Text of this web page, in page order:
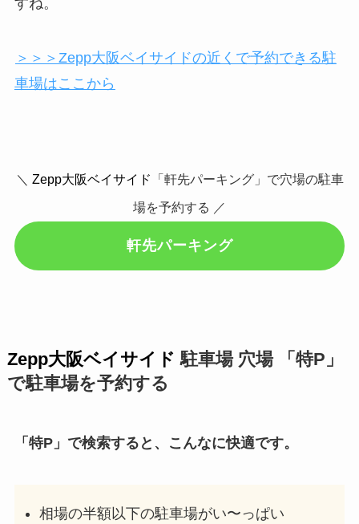
＞＞＞Zepp大阪ベイサイドの近くで予約できる駐
車場はここから
＼ Zepp大阪ベイサイド 「軒先パーキング」で穴場の駐車
場を予約する ／
軒先パーキング
Zepp大阪ベイサイド 駐車場 穴場 「特P」
で駐車場を予約する
「特P」で検索すると、こんなに快適です。
相場の半額以下の駐車場がい〜っぱい